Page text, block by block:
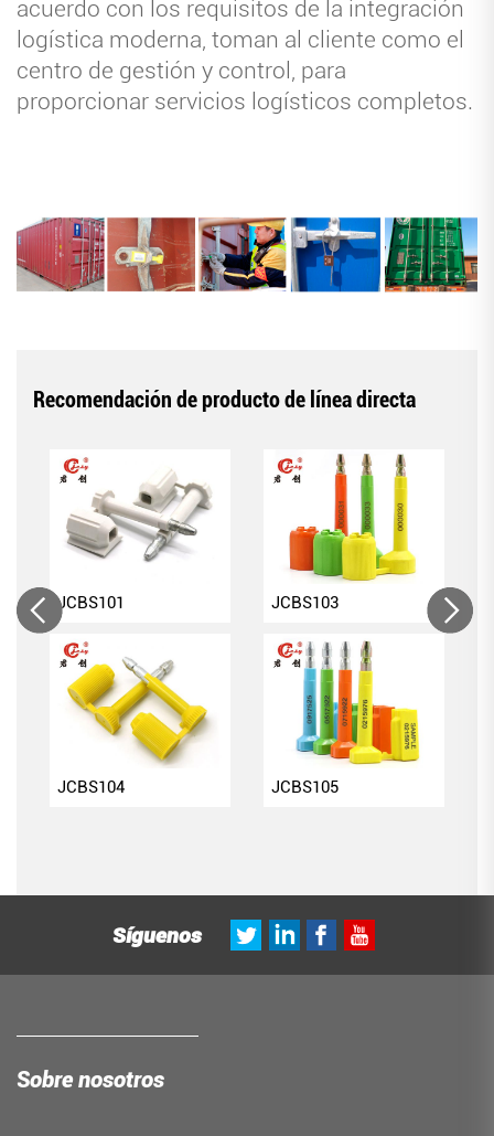
acuerdo con los requisitos de la integración
logística moderna, toman al cliente como el
centro de gestión y control, para
proporcionar servicios logísticos completos.
Recomendación de producto de línea directa
JCBS101 JCBS103
JCBS104 JCBS105
Síguenos
Sobre nosotros